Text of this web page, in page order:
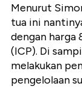
Menurut
tua ini
dengan harga
(ICP). Di
melakukan
pengelolaan